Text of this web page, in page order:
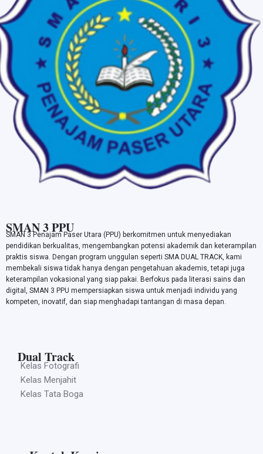
SMAN 3 PPU
SMAN 3 Penajam Paser Utara (PPU) berkomitmen untuk menyediakan
pendidikan berkualitas, mengembangkan potensi akademik dan keterampilan
praktis siswa. Dengan program unggulan seperti SMA DUAL TRACK, kami
membekali siswa tidak hanya dengan pengetahuan akademis, tetapi juga
keterampilan vokasional yang siap pakai. Berfokus pada literasi sains dan
digital, SMAN 3 PPU mempersiapkan siswa untuk menjadi individu yang
kompeten, inovatif, dan siap menghadapi tantangan di masa depan.
Dual Track
Kelas Fotografi
Kelas Menjahit
Kelas Tata Boga